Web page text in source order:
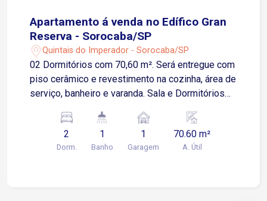
Apartamento á venda no Edífico Gran
Reserva - Sorocaba/SP
Quintais do Imperador - Sorocaba/SP
02 Dormitórios com 70,60 m². Será entregue com
piso cerâmico e revestimento na cozinha, área de
serviço, banheiro e varanda. Sala e Dormitórios
possui 01 Vaga de Garagem Descoberta e Fixa
para um veículo de pequeno ou médio porte
Condomínio: torre única, 2 elevadores,
2
Dorm.
1
Banho
1
Garagem
70.60 m²
A. Útil